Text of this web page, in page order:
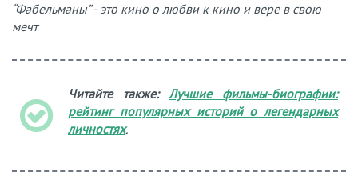
“Фабельманы” - это кино о любви к кино и вере в свою
мечт
Читайте также:Лучшие фильмы-биографии:
рейтинг популярных историй о легендарных
личностях.